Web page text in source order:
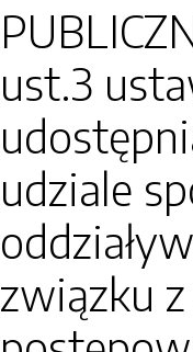
ust.3
udziale
związku